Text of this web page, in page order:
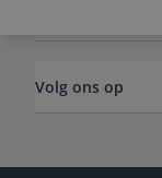
Volg ons op